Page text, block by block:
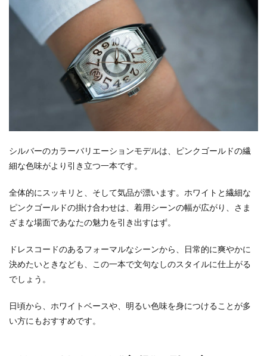
シルバーのカラーバリエーションモデルは、ピンクゴールドの繊
細な色味がより引き立つ一本です。
全体的にスッキリと、そして気品が漂います。ホワイトと繊細な
ピンクゴールドの掛け合わせは、着用シーンの幅が広がり、さま
ざまな場面であなたの魅力を引き出すはず。
ドレスコードのあるフォーマルなシーンから、日常的に爽やかに
決めたいときなども、この一本で文句なしのスタイルに仕上がる
でしょう。
日頃から、ホワイトベースや、明るい色味を身につけることが多
い方にもおすすめです。